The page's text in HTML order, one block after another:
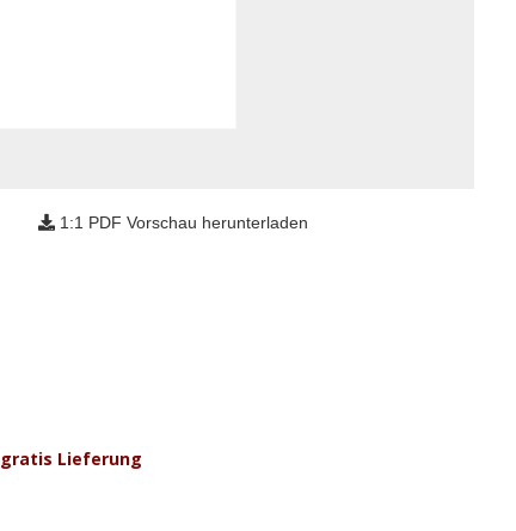
1:1 PDF Vorschau herunterladen
gratis Lieferung